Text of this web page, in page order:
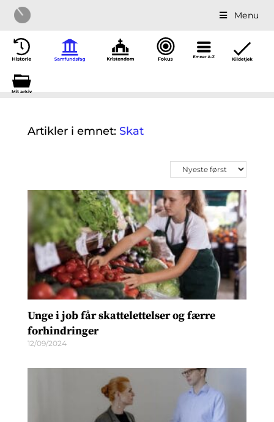
Menu
Mit arkiv
Artikler i emnet: Skat
Unge i job får skattelettelser og færre
forhindringer
12/09/2024